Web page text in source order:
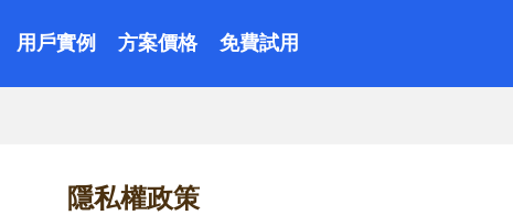
用戶實例 方案價格 免費試用
隱私權政策